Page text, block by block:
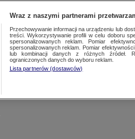
Wraz z naszymi partnerami
Przechowywanie informacji na urządzeniu lub
treści. Wykorzystywanie profili w celu doboru
spersonalizowanych reklam. Pomiar
spersonalizowanych reklam. Pomiar
lub kombinacji danych z różnych źródeł.
ograniczonych danych do wyboru reklam.
Lista partnerów (dostawców)